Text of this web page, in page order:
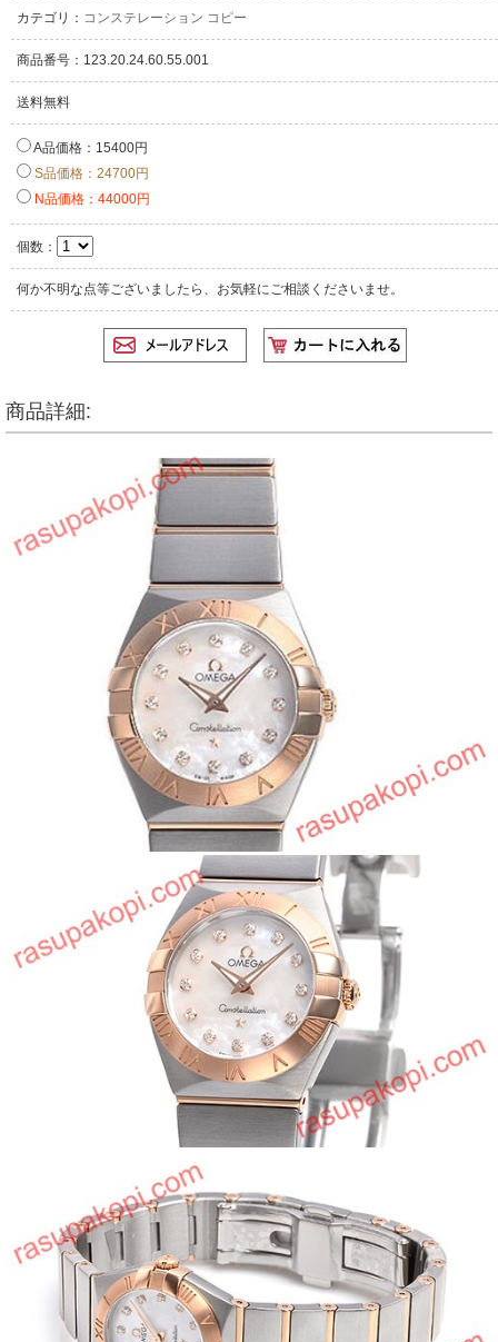
カテゴリ： コンステレーション コピー
商品番号：123.20.24.60.55.001
送料無料
A品価格：15400円
S品価格：24700円
N品価格：44000円
個数：
何か不明な点等ございましたら、お気軽にご相談くださいませ。
商品詳細: